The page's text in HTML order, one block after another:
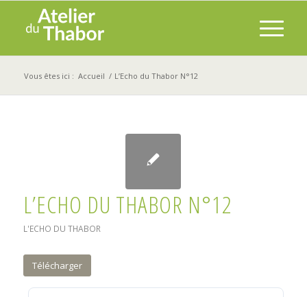
Vous êtes ici : Accueil / L’Echo du Thabor N°12
L’ECHO DU THABOR N°12
L'ECHO DU THABOR
Télécharger